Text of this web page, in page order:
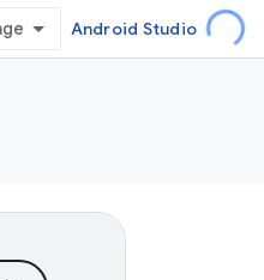
Android Studio